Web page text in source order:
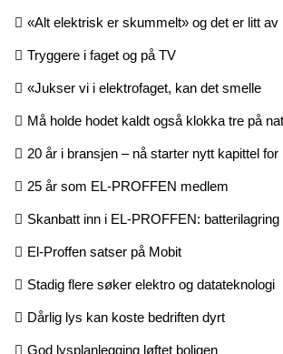
«Alt elektrisk er skummelt» og det er litt av
Tryggere i faget og på TV
«Jukser vi i elektrofaget, kan det smelle
Må holde hodet kaldt også klokka tre på
20 år i bransjen – nå starter nytt kapittel
25 år som EL-PROFFEN medlem
Skanbatt inn i EL-PROFFEN: batterilagring
El-Proffen satser på Mobit
Stadig flere søker elektro og datateknologi
Dårlig lys kan koste bedriften dyrt
God lysplanlegging løftet boligen